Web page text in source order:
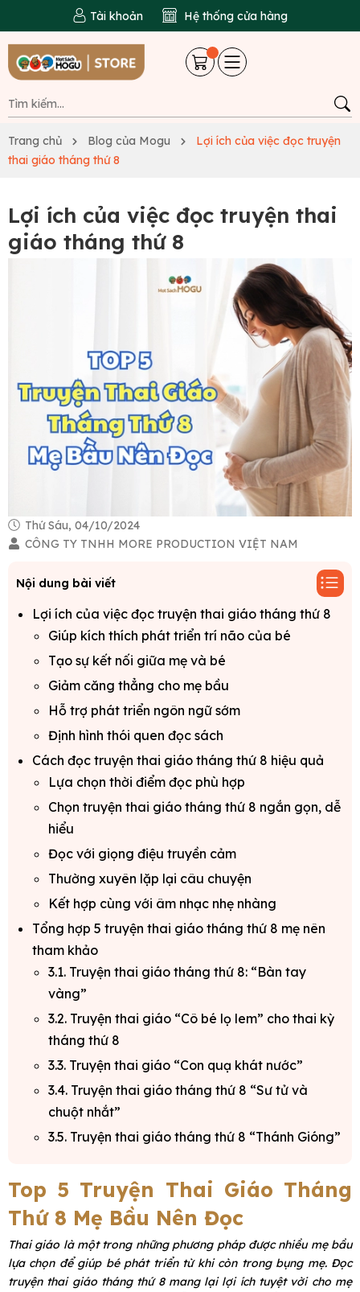
Tài khoản Hệ thống cửa hàng
Trang chủ Blog của Mogu
Lợi ích của việc đọc truyện
thai giáo tháng thứ 8
Lợi ích của việc đọc truyện thai
giáo tháng thứ 8
Thứ Sáu, 04/10/2024
CÔNG TY TNHH MORE PRODUCTION VIỆT NAM
Nội dung bài viết
Lợi ích của việc đọc truyện thai giáo tháng thứ 8
Giúp kích thích phát triển trí não của bé
Tạo sự kết nối giữa mẹ và bé
Giảm căng thẳng cho mẹ bầu
Hỗ trợ phát triển ngôn ngữ sớm
Định hình thói quen đọc sách
Cách đọc truyện thai giáo tháng thứ 8 hiệu quả
Lựa chọn thời điểm đọc phù hợp
Chọn truyện thai giáo tháng thứ 8 ngắn gọn, dễ
hiểu
Đọc với giọng điệu truyền cảm
Thường xuyên lặp lại câu chuyện
Kết hợp cùng với âm nhạc nhẹ nhàng
Tổng hợp 5 truyện thai giáo tháng thứ 8 mẹ nên
tham khảo
3.1. Truyện thai giáo tháng thứ 8: “Bàn tay
vàng”
3.2. Truyện thai giáo “Cô bé lọ lem” cho thai kỳ
tháng thứ 8
3.3. Truyện thai giáo “Con quạ khát nước”
3.4. Truyện thai giáo tháng thứ 8 “Sư tử và
chuột nhắt”
3.5. Truyện thai giáo tháng thứ 8 “Thánh Gióng”
Top 5 Truyện Thai Giáo Tháng
Thứ 8 Mẹ Bầu Nên Đọc
Thai giáo là một trong những phương pháp được nhiều mẹ bầu
lựa chọn để giúp bé phát triển từ khi còn trong bụng mẹ. Đọc
truyện thai giáo tháng thứ 8 mang lại lợi ích tuyệt vời cho mẹ